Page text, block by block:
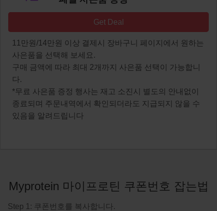
Get Deal
11만원/14만원 이상 결제시 장바구니 페이지에서 원하는
사은품을 선택해 보세요.
구매 금액에 따라 최대 2개까지 사은품 선택이 가능합니
다.
*무료 사은품 증정 행사는 재고 소진시 별도의 안내없이
종료되며 주문내역에서 확인되더라도 지급되지 않을 수
있음을 알려드립니다
Myprotein 마이프로틴 쿠폰번호 잡는법
Step 1: 쿠폰번호를 복사합니다.